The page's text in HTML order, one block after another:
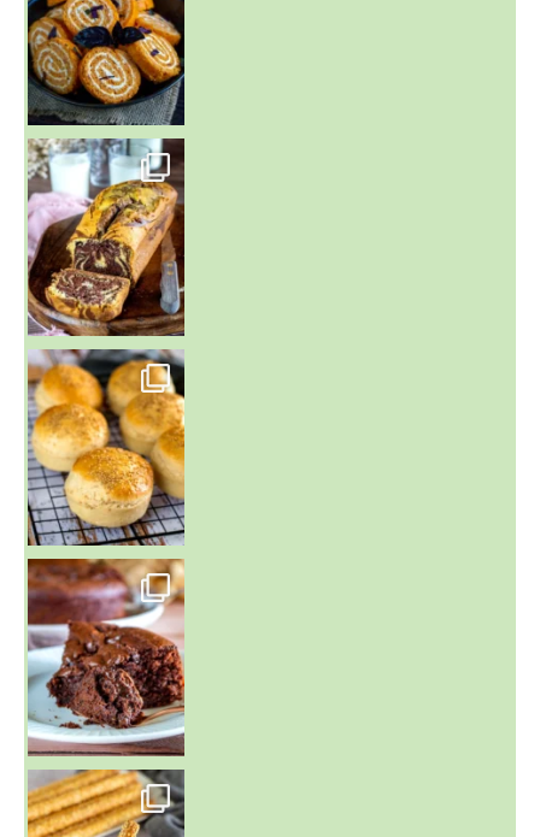
~ BUNS MAISON ~
Un peu de boulange par ici au
~ GÂTEAU FONDANT CHOCO NOISETTE ~
C'est lundi